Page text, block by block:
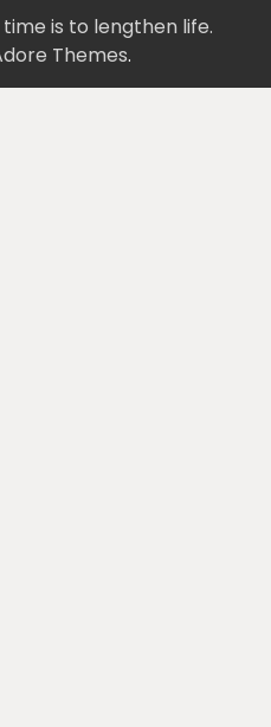
time is to lengthen life.
Themes.